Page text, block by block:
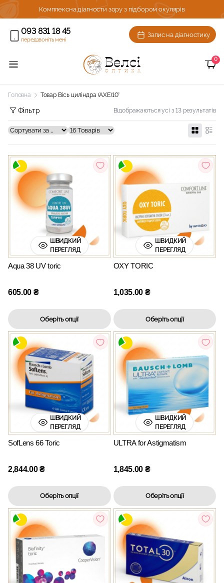
Комплексна діагности зору з підбором окулярів
093 831 18 45
передзвоніть мені
Запис на діагностику
0
Головна Товар Вісь циліндра (AXE)10°
Відображаються усі з 13 результатів
Фільтр
ШВИДКИЙ
ПЕРЕГЛЯД
Aqua 38 UV toric
605.00 ₴
Оберіть опції
ШВИДКИЙ
ПЕРЕГЛЯД
OXY TORIC
1,035.00 ₴
Оберіть опції
ШВИДКИЙ
ПЕРЕГЛЯД
SofLens 66 Toric
2,844.00₴
Оберіть опції
ШВИДКИЙ
ПЕРЕГЛЯД
ULTRA for Astigmatism
1,845.00 ₴
Оберіть опції